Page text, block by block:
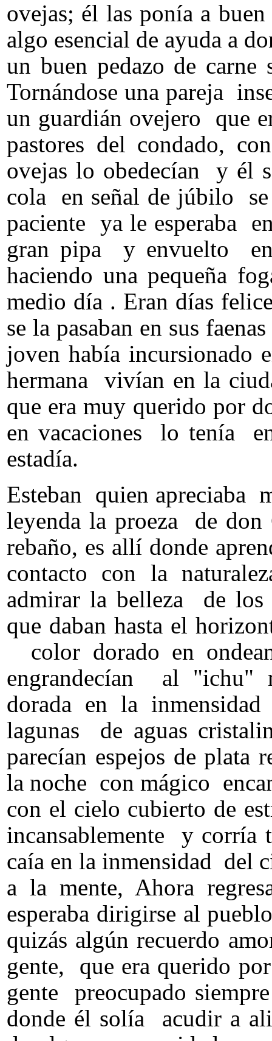
ovejas; él las ponía a
algo esencial de ayuda a
un buen pedazo de
Tornándose una pareja
un guardián ovejero que
pastores del condado,
ovejas lo obedecían y él
cola en señal de júbilo
paciente ya le esperaba
gran pipa y envuelto
haciendo una pequeña
medio día . Eran días
se la pasaban en sus
joven había incursionado
hermana vivían en la
que era muy querido por
en vacaciones lo tenía
estadía.
Esteban quien apreciaba
leyenda la proeza de
rebaño, es allí donde
contacto con la
admirar la belleza de los
que daban hasta el
color dorado en
engrandecían al "ichu"
dorada en la
lagunas de aguas
parecían espejos de plata
la noche con mágico
con el cielo cubierto de
incansablemente y
caía en la inmensidad del
a la mente, Ahora
esperaba dirigirse al
quizás algún recuerdo
gente, que era querido
gente preocupado
donde él solía acudir a